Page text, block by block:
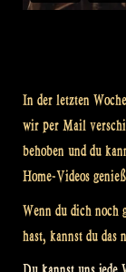
In der letzten
wir per Mail
behoben und du
Home-Videos
Wenn du dich noch
hast, kannst du das